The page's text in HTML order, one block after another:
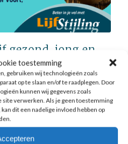
toestemming
gebruiken wij technologieën zoals
op te slaan en/of te raadplegen. Door
kunnen wij gegevens zoals
site verwerken. Als je geen toestemming
dit een nadelige invloed hebben op
gezond, jong en
door vitamine D te slikken, de
én gezond te eten! Waarom
Vitamine D is nodig om calcium
op te nemen. Het is